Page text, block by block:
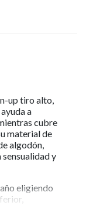
up tiro alto,
a
cubre
material de
algodón,
y
eligiendo